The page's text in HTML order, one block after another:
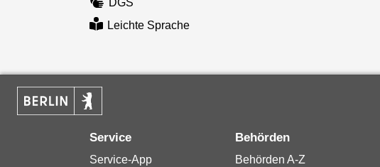
Leichte Sprache
Service
Service-App
Behörden
Behörden A-Z